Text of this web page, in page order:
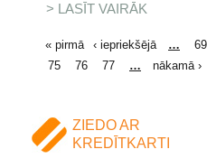
LASĪT VAIRĀK
LAPAS
« pirmā ‹ iepriekšējā … 69
75
76 77 … nākamā ›
ZIEDO AR
KREDĪTKARTI